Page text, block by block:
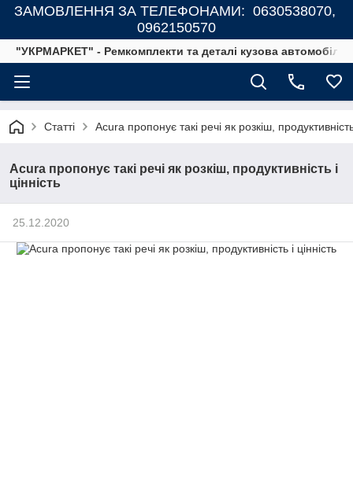
ЗАМОВЛЕННЯ ЗА ТЕЛЕФОНАМИ: 0630538070,
0962150570
"УКРМАРКЕТ" - Ремкомплекти та деталі кузова автомобілів
Статті Acura пропонує такі речі як розкіш, продуктивність
Acura пропонує такі речі як розкіш, продуктивність і
цінність
25.12.2020